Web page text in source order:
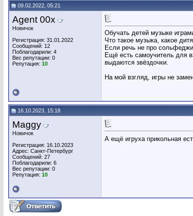
09.02.2022, 05:21
Agent 00x
Новичок
Регистрация: 31.01.2022
Сообщений: 12
Поблагодарили: 4
Вес репутации: 0
Репутация: 10
Обучать детей музыке
Что такое музыка, какое
Если речь не про
Ещё есть самоучитель для
выдаются звёздочки.
На мой взгляд, игры не
16.10.2023, 15:18
Maggy
Новичок
Регистрация: 16.10.2023
Адрес: Санкт-Петербург
Сообщений: 27
Поблагодарили: 6
Вес репутации: 0
Репутация: 10
А ещё игруха прикольная